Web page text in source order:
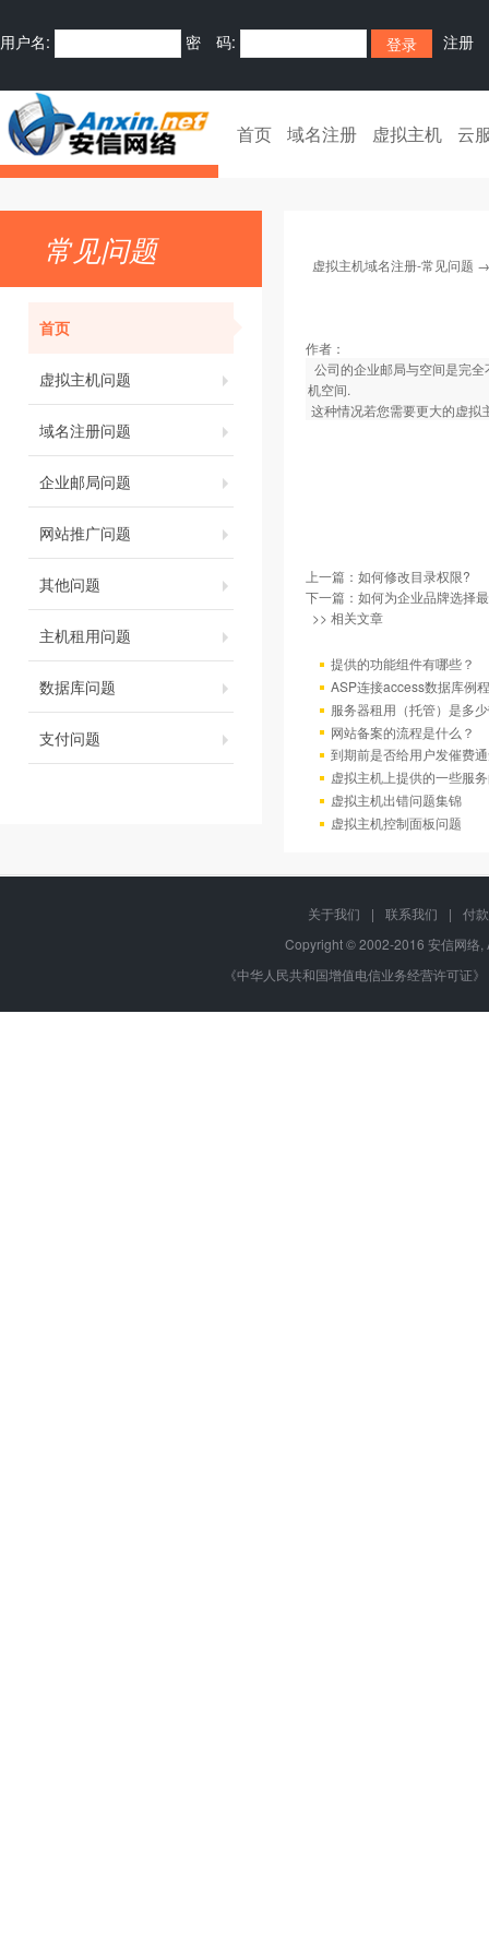
用户名: 密 码: 注册
首页 域名注册 虚拟主机 云
常见问题
首页
虚拟主机问题
域名注册问题
企业邮局问题
网站推广问题
其他问题
主机租用问题
数据库问题
支付问题
虚拟主机域名注册-常见问题
作者：
公司的企业邮局与空间是完
机空间.
这种情况若您需要更大的虚拟
上一篇： 如何修改目录权限?
下一篇： 如何为企业品牌选择
>> 相关文章
提供的功能组件有哪些？
ASP连接access数据库例程
服务器租用（托管）是多
网站备案的流程是什么？
到期前是否给用户发催费
虚拟主机上提供的一些服
虚拟主机出错问题集锦
虚拟主机控制面板问题
关于我们 | 联系我们 |
付
Copyright © 2002-2016 安信网
《中华人民共和国增值电信业务经营许可